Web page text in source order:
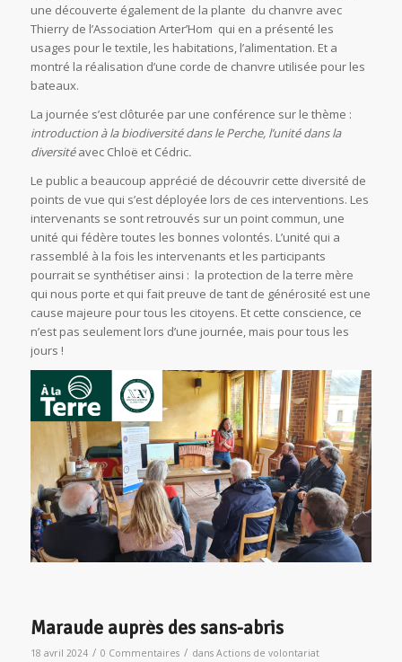
une découverte également de la plante du chanvre avec
Thierry de l’Association Arter’Hom qui en a présenté les
usages pour le textile, les habitations, l’alimentation. Et a
montré la réalisation d’une corde de chanvre utilisée pour les
bateaux.
La journée s’est clôturée par une conférence sur le thème :
introduction à la biodiversité dans le Perche, l’unité dans la
diversitéavec Chloë et Cédric.
Le public a beaucoup apprécié de découvrir cette diversité de
points de vue qui s’est déployée lors de ces interventions. Les
intervenants se sont retrouvés sur un point commun, une
unité qui fédère toutes les bonnes volontés. L’unité qui a
rassemblé à la fois les intervenants et les participants
pourrait se synthétiser ainsi : la protection de la terre mère
qui nous porte et qui fait preuve de tant de générosité est une
cause majeure pour tous les citoyens. Et cette conscience, ce
n’est pas seulement lors d’une journée, mais pour tous les
jours !
Maraude auprès des sans-abris
18 avril 2024 / 0 Commentaires / dans Actions de volontariat